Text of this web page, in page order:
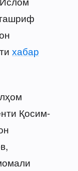
хабар
Қосим-